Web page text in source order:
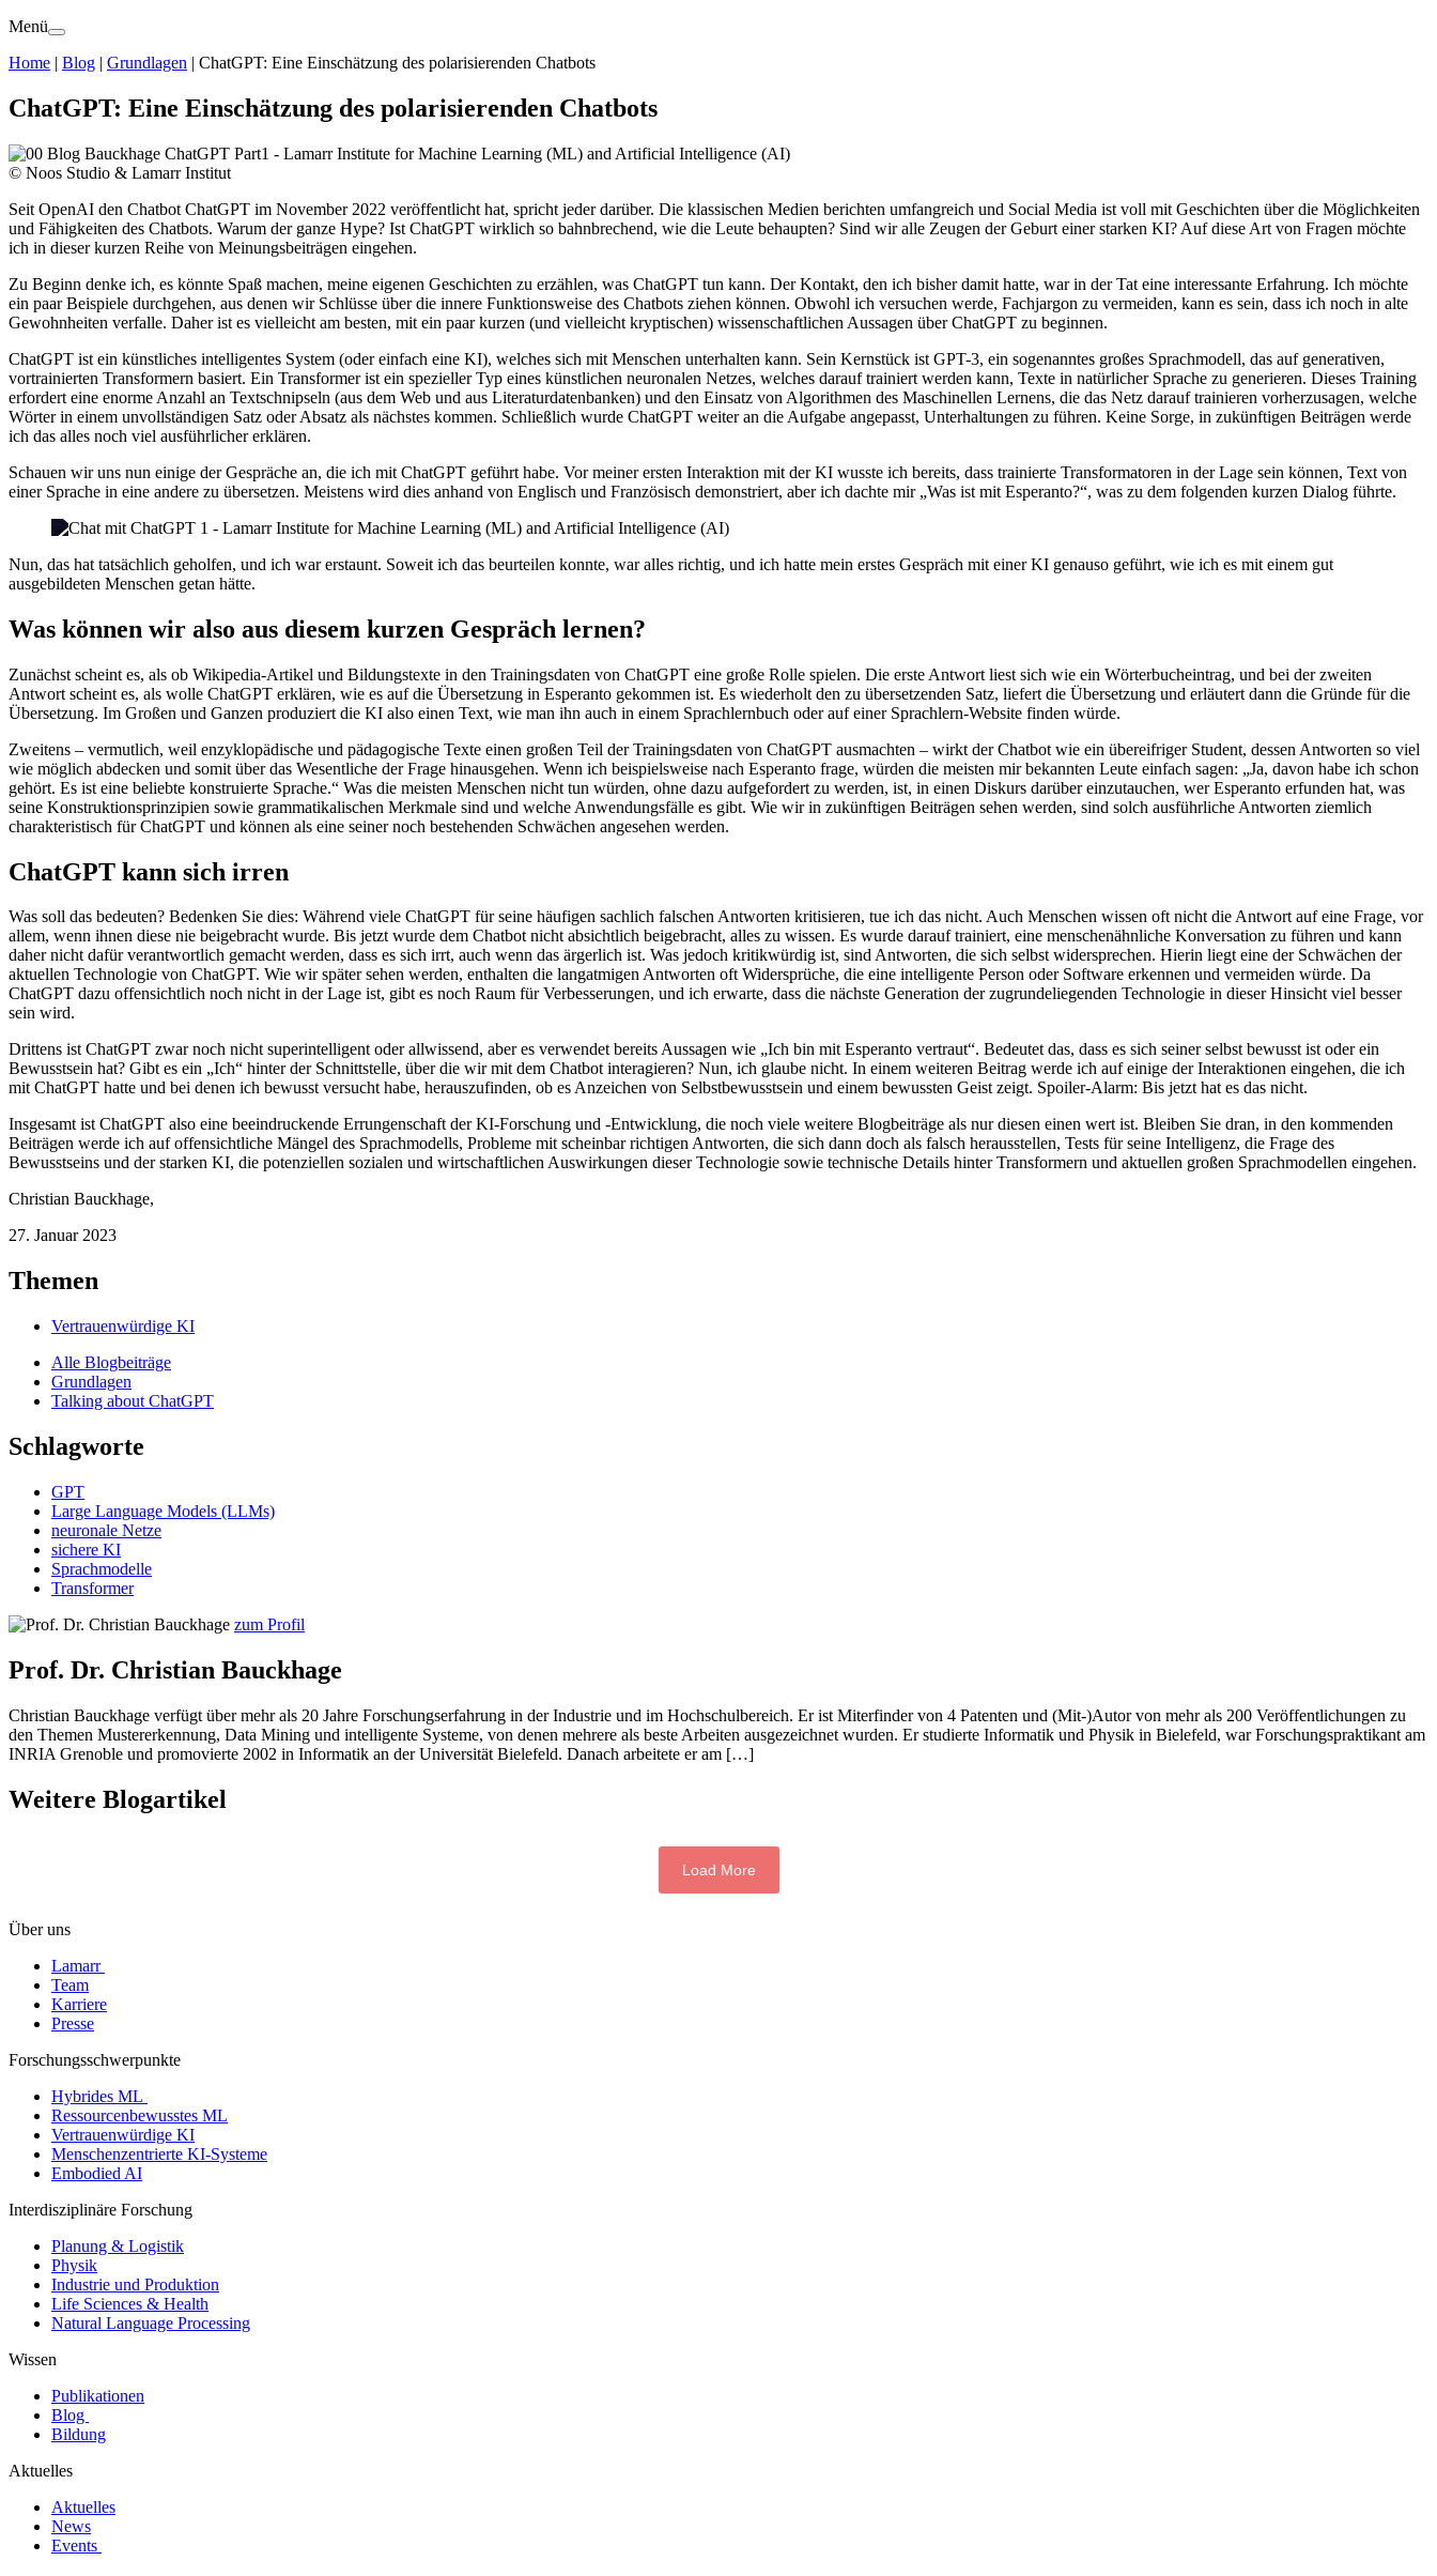
Menü
Home | Blog | Grundlagen | ChatGPT: Eine Einschätzung des polarisierenden Chatbots
ChatGPT: Eine Einschätzung des polarisierenden Chatbots
© Noos Studio & Lamarr Institut
Seit OpenAI den Chatbot ChatGPT im November 2022 veröffentlicht hat, spricht jeder darüber. Die klassischen Medien berichten umfangreich und Social Media ist voll mit Geschichten über die Möglichkeiten
und Fähigkeiten des Chatbots. Warum der ganze Hype? Ist ChatGPT wirklich so bahnbrechend, wie die Leute behaupten? Sind wir alle Zeugen der Geburt einer starken KI? Auf diese Art von Fragen möchte
ich in dieser kurzen Reihe von Meinungsbeiträgen eingehen.
Zu Beginn denke ich, es könnte Spaß machen, meine eigenen Geschichten zu erzählen, was ChatGPT tun kann. Der Kontakt, den ich bisher damit hatte, war in der Tat eine interessante Erfahrung. Ich möchte
ein paar Beispiele durchgehen, aus denen wir Schlüsse über die innere Funktionsweise des Chatbots ziehen können. Obwohl ich versuchen werde, Fachjargon zu vermeiden, kann es sein, dass ich noch in alte
Gewohnheiten verfalle. Daher ist es vielleicht am besten, mit ein paar kurzen (und vielleicht kryptischen) wissenschaftlichen Aussagen über ChatGPT zu beginnen.
ChatGPT ist ein künstliches intelligentes System (oder einfach eine KI), welches sich mit Menschen unterhalten kann. Sein Kernstück ist GPT-3, ein sogenanntes großes Sprachmodell, das auf generativen,
vortrainierten Transformern basiert. Ein Transformer ist ein spezieller Typ eines künstlichen neuronalen Netzes, welches darauf trainiert werden kann, Texte in natürlicher Sprache zu generieren. Dieses Training
erfordert eine enorme Anzahl an Textschnipseln (aus dem Web und aus Literaturdatenbanken) und den Einsatz von Algorithmen des Maschinellen Lernens, die das Netz darauf trainieren vorherzusagen, welche
Wörter in einem unvollständigen Satz oder Absatz als nächstes kommen. Schließlich wurde ChatGPT weiter an die Aufgabe angepasst, Unterhaltungen zu führen. Keine Sorge, in zukünftigen Beiträgen werde
ich das alles noch viel ausführlicher erklären.
Schauen wir uns nun einige der Gespräche an, die ich mit ChatGPT geführt habe. Vor meiner ersten Interaktion mit der KI wusste ich bereits, dass trainierte Transformatoren in der Lage sein können, Text von
einer Sprache in eine andere zu übersetzen. Meistens wird dies anhand von Englisch und Französisch demonstriert, aber ich dachte mir „Was ist mit Esperanto?“, was zu dem folgenden kurzen Dialog führte.
Nun, das hat tatsächlich geholfen, und ich war erstaunt. Soweit ich das beurteilen konnte, war alles richtig, und ich hatte mein erstes Gespräch mit einer KI genauso geführt, wie ich es mit einem gut
ausgebildeten Menschen getan hätte.
Was können wir also aus diesem kurzen Gespräch lernen?
Zunächst scheint es, als ob Wikipedia-Artikel und Bildungstexte in den Trainingsdaten von ChatGPT eine große Rolle spielen. Die erste Antwort liest sich wie ein Wörterbucheintrag, und bei der zweiten
Antwort scheint es, als wolle ChatGPT erklären, wie es auf die Übersetzung in Esperanto gekommen ist. Es wiederholt den zu übersetzenden Satz, liefert die Übersetzung und erläutert dann die Gründe für die
Übersetzung. Im Großen und Ganzen produziert die KI also einen Text, wie man ihn auch in einem Sprachlernbuch oder auf einer Sprachlern-Website finden würde.
Zweitens – vermutlich, weil enzyklopädische und pädagogische Texte einen großen Teil der Trainingsdaten von ChatGPT ausmachten – wirkt der Chatbot wie ein übereifriger Student, dessen Antworten so viel
wie möglich abdecken und somit über das Wesentliche der Frage hinausgehen. Wenn ich beispielsweise nach Esperanto frage, würden die meisten mir bekannten Leute einfach sagen: „Ja, davon habe ich schon
gehört. Es ist eine beliebte konstruierte Sprache.“ Was die meisten Menschen nicht tun würden, ohne dazu aufgefordert zu werden, ist, in einen Diskurs darüber einzutauchen, wer Esperanto erfunden hat, was
seine Konstruktionsprinzipien sowie grammatikalischen Merkmale sind und welche Anwendungsfälle es gibt. Wie wir in zukünftigen Beiträgen sehen werden, sind solch ausführliche Antworten ziemlich
charakteristisch für ChatGPT und können als eine seiner noch bestehenden Schwächen angesehen werden.
ChatGPT kann sich irren
Was soll das bedeuten? Bedenken Sie dies: Während viele ChatGPT für seine häufigen sachlich falschen Antworten kritisieren, tue ich das nicht. Auch Menschen wissen oft nicht die Antwort auf eine Frage, vor
allem, wenn ihnen diese nie beigebracht wurde. Bis jetzt wurde dem Chatbot nicht absichtlich beigebracht, alles zu wissen. Es wurde darauf trainiert, eine menschenähnliche Konversation zu führen und kann
daher nicht dafür verantwortlich gemacht werden, dass es sich irrt, auch wenn das ärgerlich ist. Was jedoch kritikwürdig ist, sind Antworten, die sich selbst widersprechen. Hierin liegt eine der Schwächen der
aktuellen Technologie von ChatGPT. Wie wir später sehen werden, enthalten die langatmigen Antworten oft Widersprüche, die eine intelligente Person oder Software erkennen und vermeiden würde. Da
ChatGPT dazu offensichtlich noch nicht in der Lage ist, gibt es noch Raum für Verbesserungen, und ich erwarte, dass die nächste Generation der zugrundeliegenden Technologie in dieser Hinsicht viel besser
sein wird.
Drittens ist ChatGPT zwar noch nicht superintelligent oder allwissend, aber es verwendet bereits Aussagen wie „Ich bin mit Esperanto vertraut“. Bedeutet das, dass es sich seiner selbst bewusst ist oder ein
Bewusstsein hat? Gibt es ein „Ich“ hinter der Schnittstelle, über die wir mit dem Chatbot interagieren? Nun, ich glaube nicht. In einem weiteren Beitrag werde ich auf einige der Interaktionen eingehen, die ich
mit ChatGPT hatte und bei denen ich bewusst versucht habe, herauszufinden, ob es Anzeichen von Selbstbewusstsein und einem bewussten Geist zeigt. Spoiler-Alarm: Bis jetzt hat es das nicht.
Insgesamt ist ChatGPT also eine beeindruckende Errungenschaft der KI-Forschung und -Entwicklung, die noch viele weitere Blogbeiträge als nur diesen einen wert ist. Bleiben Sie dran, in den kommenden
Beiträgen werde ich auf offensichtliche Mängel des Sprachmodells, Probleme mit scheinbar richtigen Antworten, die sich dann doch als falsch herausstellen, Tests für seine Intelligenz, die Frage des
Bewusstseins und der starken KI, die potenziellen sozialen und wirtschaftlichen Auswirkungen dieser Technologie sowie technische Details hinter Transformern und aktuellen großen Sprachmodellen eingehen.
Christian Bauckhage,
27. Januar 2023
Themen
Vertrauenwürdige KI
Alle Blogbeiträge
Grundlagen
Talking about ChatGPT
Schlagworte
GPT
Large Language Models (LLMs)
neuronale Netze
sichere KI
Sprachmodelle
Transformer
zum Profil
Prof. Dr. Christian Bauckhage
Christian Bauckhage verfügt über mehr als 20 Jahre Forschungserfahrung in der Industrie und im Hochschulbereich. Er ist Miterfinder von 4 Patenten und (Mit-)Autor von mehr als 200 Veröffentlichungen zu
den Themen Mustererkennung, Data Mining und intelligente Systeme, von denen mehrere als beste Arbeiten ausgezeichnet wurden. Er studierte Informatik und Physik in Bielefeld, war Forschungspraktikant am
INRIA Grenoble und promovierte 2002 in Informatik an der Universität Bielefeld. Danach arbeitete er am […]
Weitere Blogartikel
Load More
Über uns
Lamarr
Team
Karriere
Presse
Forschungsschwerpunkte
Hybrides ML
Ressourcenbewusstes ML
Vertrauenwürdige KI
Menschenzentrierte KI-Systeme
Embodied AI
Interdisziplinäre Forschung
Planung & Logistik
Physik
Industrie und Produktion
Life Sciences & Health
Natural Language Processing
Wissen
Publikationen
Blog
Bildung
Aktuelles
Aktuelles
News
Events